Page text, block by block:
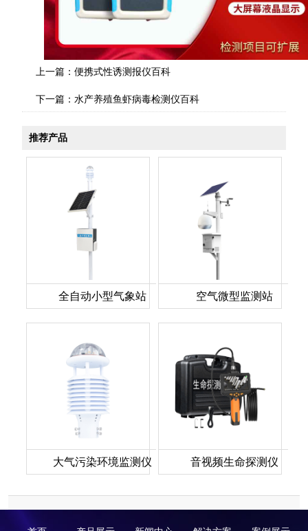
上一篇： 便携式性诱测报仪百科
下一篇： 水产养殖鱼虾病毒检测仪百科
推荐产品
全自动小型气象站 空气微型监测站
大气污染环境监测仪 音视频生命探测仪